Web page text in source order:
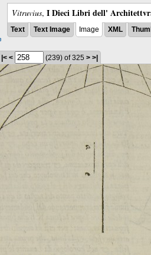
Vitruvius, I Dieci Libri dell'
Text Text Image Image XML
|< < (239) of 325 > >|